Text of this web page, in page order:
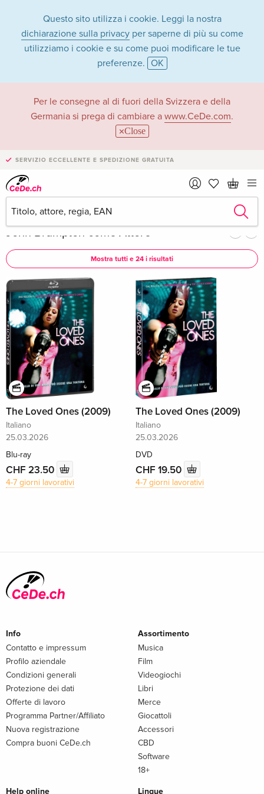
Questo sito utilizza i cookie. Leggi la nostra
dichiarazione sulla privacyper saperne di più su come
utilizziamo i cookie e su come puoi modificare le tue
preferenze. OK
Per le consegne al di fuori della Svizzera e della
Germania si prega di cambiare a www.CeDe.com.
Close
SERVIZIO ECCELLENTE E SPEDIZIONE GRATUITA
John Brumpton
nella categoria Film
- Tutti formati
Articoli di John Brumpton inshop completo
John Brumpton come Attore
Mostra tutti e 24 i risultati
The Loved Ones (2009)
Italiano
25.03.2026
Blu-ray
CHF 23.50
4-7 giorni lavorativi
The Loved Ones (2009)
Italiano
25.03.2026
DVD
CHF 19.50
4-7 giorni lavorativi
Info
Contatto e impressum
Profilo aziendale
Condizioni generali
Protezione dei dati
Offerte di lavoro
Programma Partner/Affiliato
Nuova registrazione
Compra buoni CeDe.ch
Assortimento
Musica
Film
Videogiochi
Libri
Merce
Giocattoli
Accessori
CBD
Software
18+
Help online Lingue